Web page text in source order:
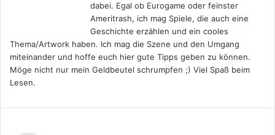
dabei. Egal ob Eurogame oder feinster
Ameritrash, ich mag Spiele, die auch eine
Geschichte erzählen und ein cooles
Thema/Artwork haben. Ich mag die Szene und den Umgang
miteinander und hoffe euch hier gute Tipps geben zu können.
Möge nicht nur mein Geldbeutel schrumpfen ;) Viel Spaß beim
Lesen.